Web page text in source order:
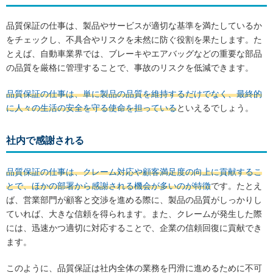
品質保証の仕事は、製品やサービスが適切な基準を満たしているか
をチェックし、不具合やリスクを未然に防ぐ役割を果たします。た
とえば、自動車業界では、ブレーキやエアバッグなどの重要な部品
の品質を厳格に管理することで、事故のリスクを低減できます。
品質保証の仕事は、単に製品の品質を維持するだけでなく、最終的
に人々の生活の安全を守る使命を担っているといえるでしょう。
社内で感謝される
品質保証の仕事は、クレーム対応や顧客満足度の向上に貢献するこ
とで、ほかの部署から感謝される機会が多いのが特徴です。たとえ
ば、営業部門が顧客と交渉を進める際に、製品の品質がしっかりし
ていれば、大きな信頼を得られます。また、クレームが発生した際
には、迅速かつ適切に対応することで、企業の信頼回復に貢献でき
ます。
このように、品質保証は社内全体の業務を円滑に進めるために不可